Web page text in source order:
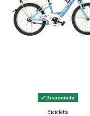
Disponibile
Biciclette